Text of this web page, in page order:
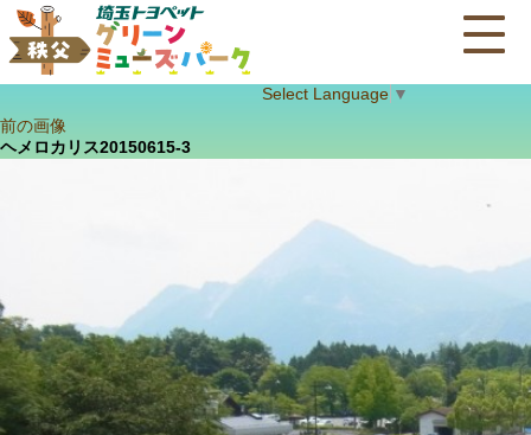
Select Language ▼
前の画像
ヘメロカリス20150615-3